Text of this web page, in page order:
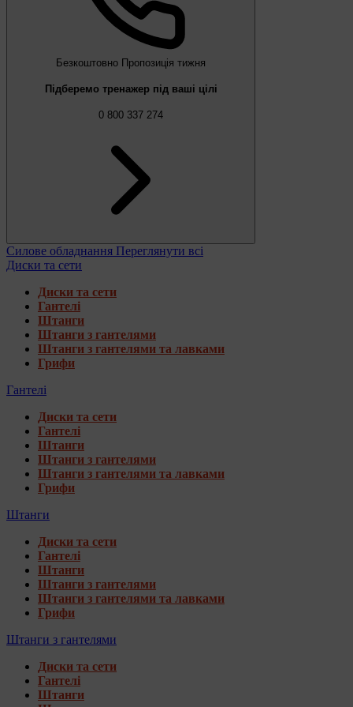
Безкоштовно Пропозиція тижня
Підберемо тренажер під ваші цілі
0 800 337 274
Силове обладнання Переглянути всі
Диски та сети
Диски та сети
Гантелі
Штанги
Штанги з гантелями
Штанги з гантелями та лавками
Грифи
Гантелі
Диски та сети
Гантелі
Штанги
Штанги з гантелями
Штанги з гантелями та лавками
Грифи
Штанги
Диски та сети
Гантелі
Штанги
Штанги з гантелями
Штанги з гантелями та лавками
Грифи
Штанги з гантелями
Диски та сети
Гантелі
Штанги